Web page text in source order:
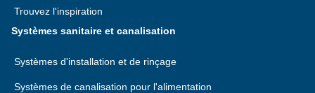
Trouvez l'inspiration
Systèmes sanitaire et canalisation
Systèmes d'installation et de rinçage
Systèmes de canalisation pour l'alimentation